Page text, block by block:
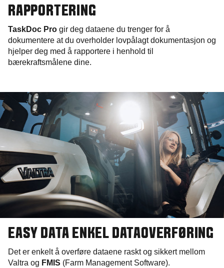
RAPPORTERING
TaskDoc Pro gir deg dataene du trenger for å
dokumentere at du overholder lovpålagt dokumentasjon og
hjelper deg med å rapportere i henhold til
bærekraftsmålene dine.
EASY DATA ENKEL DATAOVERFØRING
Det er enkelt å overføre dataene raskt og sikkert mellom
Valtra og FMIS (Farm Management Software).